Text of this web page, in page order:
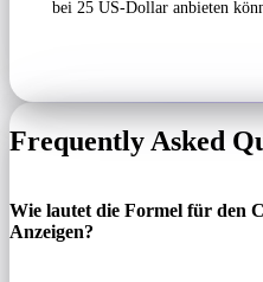
bei 25 US-Dollar anbieten
Frequently Asked
Wie lautet die Formel für den
Anzeigen?